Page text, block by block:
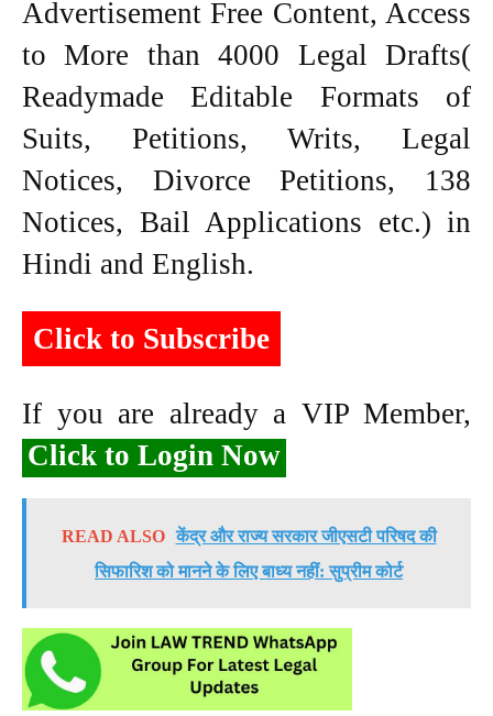
Advertisement Free Content, Access
to More than 4000 Legal Drafts(
Readymade Editable Formats of
Suits, Petitions, Writs, Legal
Notices, Divorce Petitions, 138
Notices, Bail Applications etc.) in
Hindi and English.
Click to Subscribe
If you are already a VIP Member,
Click to Login Now
READ ALSO केंद्र और राज्य सरकार जीएसटी परिषद की
सिफारिश को मानने के लिए बाध्य नहीं: सुप्रीम कोर्ट